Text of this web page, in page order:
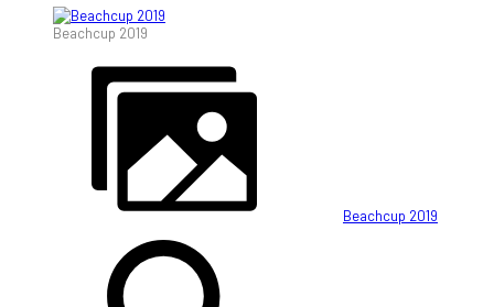
Beachcup 2019
Beachcup 2019